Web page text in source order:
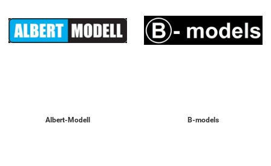
Albert-Modell B-models